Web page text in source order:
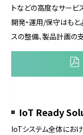
トなどの高度なサービ
開発・運用/保守はも
スの整備、製品計画の
IoT Ready
IoTシステム全体にお